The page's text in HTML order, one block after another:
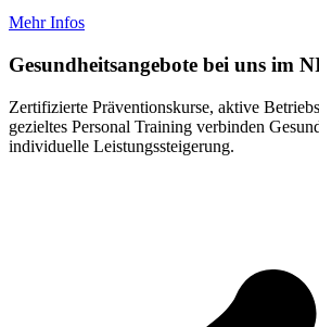
Mehr Infos
Gesundheitsangebote bei uns im
Zertifizierte Präventionskurse, aktive
gezieltes Personal Training verbinden
individuelle Leistungssteigerung.